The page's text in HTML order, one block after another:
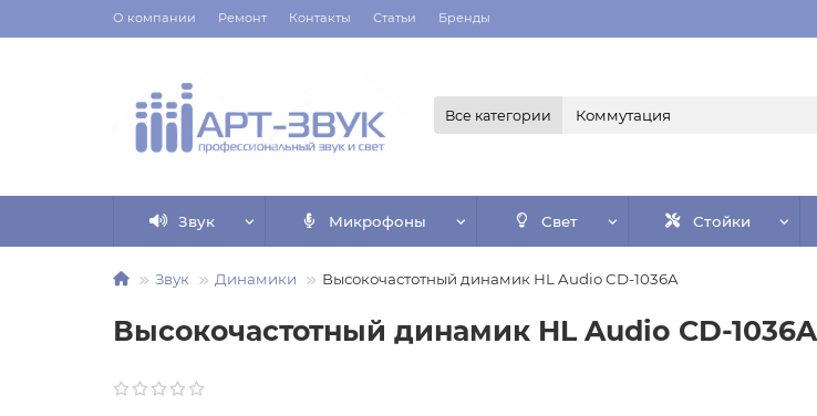
О компании Ремонт Контакты Статьи Бренды
Все категории
Звук Микрофоны Свет Стойки
Звук Динамики Высокочастотный динамик HL Audio CD-1036A
Высокочастотный динамик HL Audio CD-1036A